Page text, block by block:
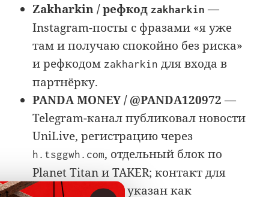
Zakharkin / рефкодzakharkin —
Instagram-посты с фразами «я уже
там и получаю спокойно без риска»
и рефкодом zakharkin для входа в
партнёрку.
PANDA MONEY / @PANDA120972 —
Telegram-канал публиковал новости
UniLive, регистрацию через
h.tsggwh.com, отдельный блок по
Planet Titan и TAKER; контакт для
сотрудничества указан как